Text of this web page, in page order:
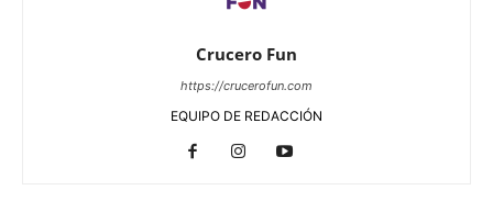
Crucero Fun
https://crucerofun.com
EQUIPO DE REDACCIÓN